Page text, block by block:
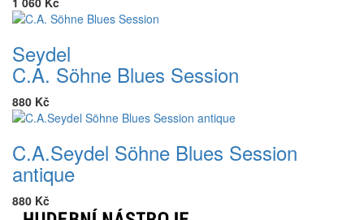
Seydel
C.A. Söhne Blues Session
880 Kč
C.A.Seydel Söhne Blues Session
antique
880 Kč